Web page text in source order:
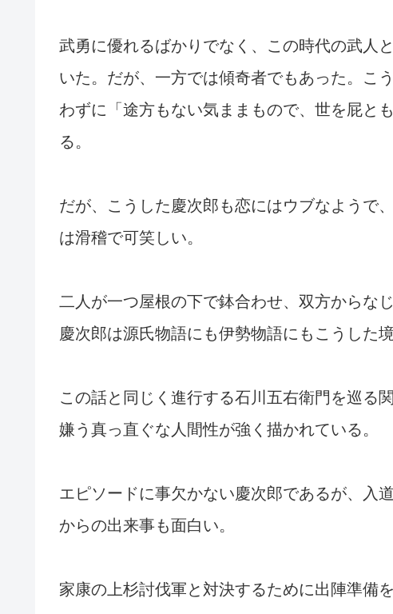
武勇に優れるばかりでなく、この時代の武人
いた。だが、一方では傾奇者でもあった。こ
わずに「途方もない気ままもので、世を屁と
る。
だが、こうした慶次郎も恋にはウブなようで
は滑稽で可笑しい。
二人が一つ屋根の下で鉢合わせ、双方からな
慶次郎は源氏物語にも伊勢物語にもこうした
この話と同じく進行する石川五右衛門を巡る
嫌う真っ直ぐな人間性が強く描かれている。
エピソードに事欠かない慶次郎であるが、入
からの出来事も面白い。
家康の上杉討伐軍と対決するために出陣準備